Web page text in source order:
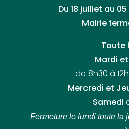
Du 18 juillet au
Mairie
Toute
Mardi
de 8h30 à
Mercredi et
Samedi
Fermeture le lundi toute la